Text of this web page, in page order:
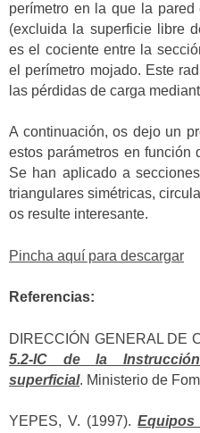
perímetro en la que la
(excluida la superficie libre
es el cociente entre la
el perímetro mojado. Este
las pérdidas de carga
A continuación, os dejo un
estos parámetros en función
Se han aplicado a
triangulares simétricas,
os resulte interesante.
Pincha aquí para descargar
Referencias:
DIRECCIÓN GENERAL DE
5.2-IC de la
superficial. Ministerio de
YEPES, V. (1997).